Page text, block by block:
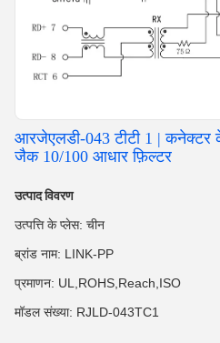
आरजेएलडी-043 टीटी 1 |
जैक 10/100 आधार फ़िल्टर
उत्पाद विवरण
उत्पत्ति के प्लेस: चीन
ब्रांड नाम: LINK-PP
प्रमाणन: UL,ROHS,Reach,ISO
मॉडल संख्या: RJLD-043TC1